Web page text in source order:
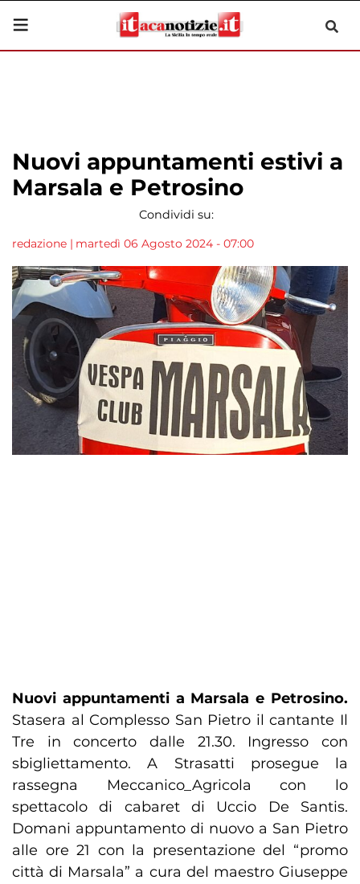
Nuovi appuntamenti estivi a
Marsala e Petrosino
Condividi su:
redazione | martedì 06 Agosto 2024 - 07:00
Nuovi appuntamenti a Marsala e Petrosino.
Stasera al Complesso San Pietro il cantante Il
Tre in concerto dalle 21.30. Ingresso con
sbigliettamento. A Strasatti prosegue la
rassegna Meccanico_Agricola con lo
spettacolo di cabaret di Uccio De Santis.
Domani appuntamento di nuovo a San Pietro
alle ore 21 con la presentazione del “promo
città di Marsala” a cura del maestro Giuseppe